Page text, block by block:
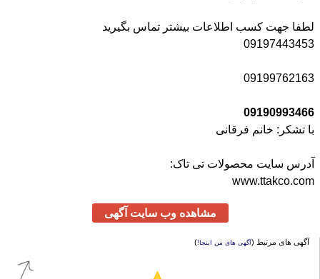
لطفا جهت کسب اطلاعات بیشتر تماس بگیرید
09197443453
09199762163
09190993466
با تشکر: خانم فرقانی
آدرس سایت محصولات تی تاک:
www.ttakco.com
مشاهده وب سایت آگهی
آگهی های مرتبط (آگهی های من اینجا!)